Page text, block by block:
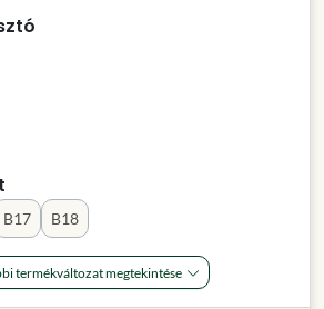
B17 B18
termékváltozat megtekintése